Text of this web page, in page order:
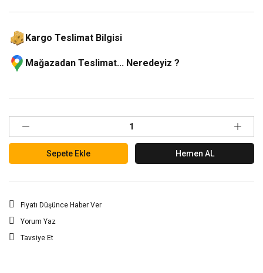
Kargo Teslimat Bilgisi
Mağazadan Teslimat... Neredeyiz ?
Sepete Ekle Hemen AL
Fiyatı Düşünce Haber Ver
Yorum Yaz
Tavsiye Et